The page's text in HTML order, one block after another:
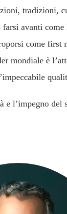
tradizioni,
avanti
come
mondiale è
l’impegno